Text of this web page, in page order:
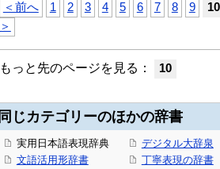
＜前へ 1 2 3 4 5 6 7 8 9
10
＞
もっと先のページを見る： 10
同じカテゴリーのほかの辞書
実用日本語表現辞典
文語活用形辞書
デジタル大辞泉
丁寧表現の辞書